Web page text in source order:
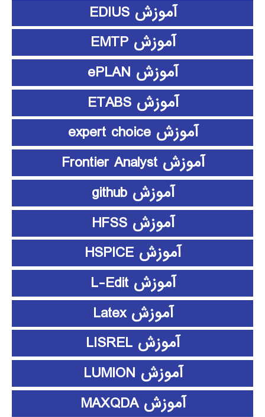
آموزش EDIUS
آموزش EMTP
آموزش ePLAN
آموزش ETABS
آموزش expert choice
آموزش Frontier Analyst
آموزش github
آموزش HFSS
آموزش HSPICE
آموزش L-Edit
آموزش Latex
آموزش LISREL
آموزش LUMION
آموزش MAXQDA